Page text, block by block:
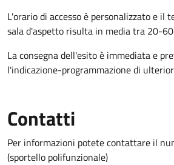
L'orario di accesso è personalizzato e il
sala d'aspetto risulta in media tra 20-
La consegna dell'esito è immediata e
l'indicazione-programmazione di
Contatti
Per informazioni potete contattare il
(sportello polifunzionale)